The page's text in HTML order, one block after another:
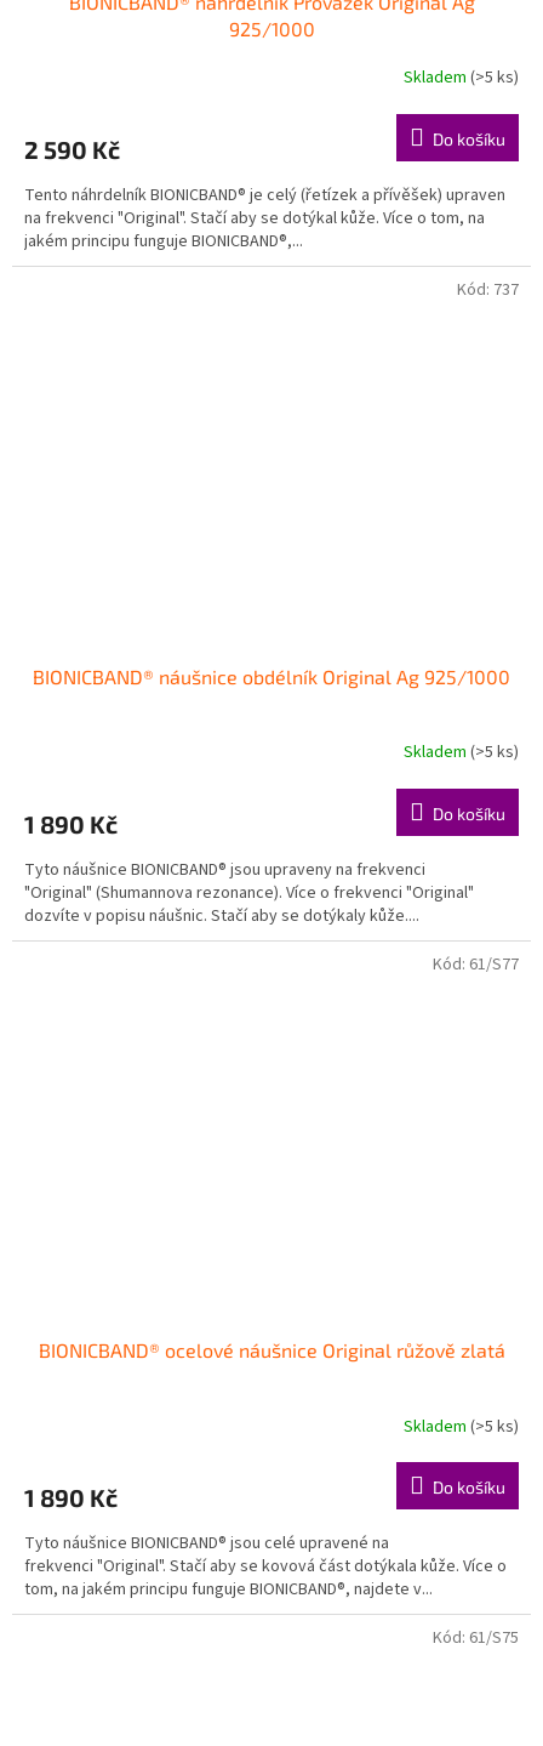
925/1000
Skladem (>5 ks)
2 590 Kč Do košíku
Tento náhrdelník BIONICBAND® je celý (řetízek a přívěšek) upraven
na frekvenci "Original". Stačí aby se dotýkal kůže. Více o tom, na
jakém principu funguje BIONICBAND®,...
BIONICBAND® náušnice obdélník Original Ag 925/1000
Skladem (>5 ks)
1 890 Kč Do košíku
Tyto náušnice BIONICBAND® jsou upraveny na frekvenci
"Original" (Shumannova rezonance). Více o frekvenci "Original"
dozvíte v popisu náušnic. Stačí aby se dotýkaly kůže....
Kód: 737
BIONICBAND® ocelové náušnice Original růžově zlatá
Skladem (>5 ks)
1 890 Kč Do košíku
Tyto náušnice BIONICBAND® jsou celé upravené na
frekvenci "Original". Stačí aby se kovová část dotýkala kůže. Více o
tom, na jakém principu funguje BIONICBAND®, najdete v...
Kód: 61/S77
Kód: 61/S75